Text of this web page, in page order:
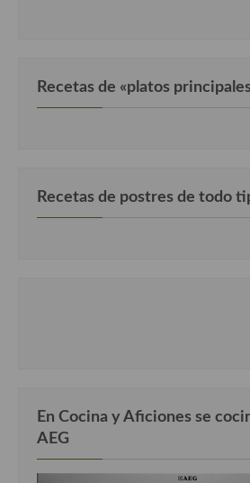
Recetas de «platos
Recetas de postres de todo
En Cocina y Aficiones se
AEG